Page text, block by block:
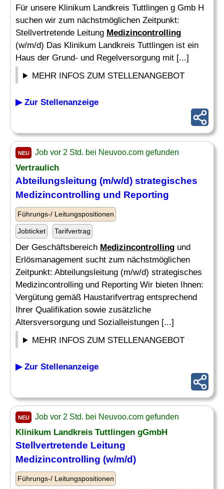
Für unsere Klinikum Landkreis Tuttlingen g Gmb H
suchen wir zum nächstmöglichen Zeitpunkt:
Stellvertretende Leitung Medizincontrolling
(w/m/d) Das Klinikum Landkreis Tuttlingen ist ein
Haus der Grund- und Regelversorgung mit [...]
MEHR INFOS ZUM STELLENANGEBOT
▶ Zur Stellenanzeige
NEU Job vor 2 Std. bei Neuvoo.com gefunden
Vertraulich
Abteilungsleitung (m/w/d) strategisches
Medizincontrolling und Reporting
Führungs-/ Leitungspositionen
Jobticket Tarifvertrag
Der Geschäftsbereich Medizincontrolling und
Erlösmanagement sucht zum nächstmöglichen
Zeitpunkt: Abteilungsleitung (m/w/d) strategisches
Medizincontrolling und Reporting Wir bieten Ihnen:
Vergütung gemäß Haustarifvertrag entsprechend
Ihrer Qualifikation sowie zusätzliche
Altersversorgung und Sozialleistungen [...]
MEHR INFOS ZUM STELLENANGEBOT
▶ Zur Stellenanzeige
NEU Job vor 2 Std. bei Neuvoo.com gefunden
Klinikum Landkreis Tuttlingen gGmbH
Stellvertretende Leitung
Medizincontrolling (w/m/d)
Führungs-/ Leitungspositionen